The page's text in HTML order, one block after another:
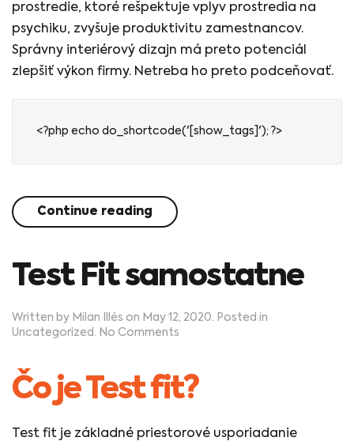
prostredie, ktoré rešpektuje vplyv prostredia na
psychiku, zvyšuje produktivitu zamestnancov.
Správny interiérový dizajn má preto potenciál
zlepšiť výkon firmy. Netreba ho preto podceňovať.
<?php echo do_shortcode('[show_tags]'); ?>
Continue reading
Test Fit samostatne
Written by Milan Illés on May 12, 2020 . Posted in
Uncategorized
No Comments
samostatne
Čo je Test fit?
Test fit je základné priestorové usporiadanie